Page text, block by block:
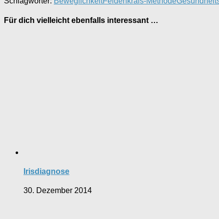
Für dich vielleicht ebenfalls interessant …
Irisdiagnose
30. Dezember 2014